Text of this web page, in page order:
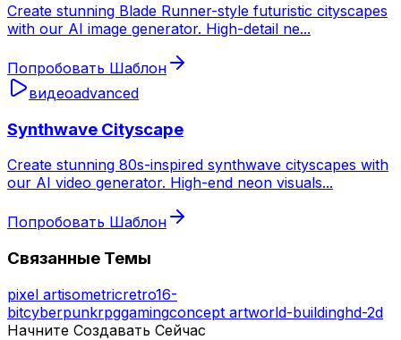
Create stunning Blade Runner-style futuristic cityscapes
with our AI image generator. High-detail ne...
Попробовать Шаблон
видеоadvanced
Synthwave Cityscape
Create stunning 80s-inspired synthwave cityscapes with
our AI video generator. High-end neon visuals...
Попробовать Шаблон
Связанные Темы
pixel artisometricretro16-
bitcyberpunkrpggamingconcept artworld-buildinghd-2d
Начните Создавать Сейчас